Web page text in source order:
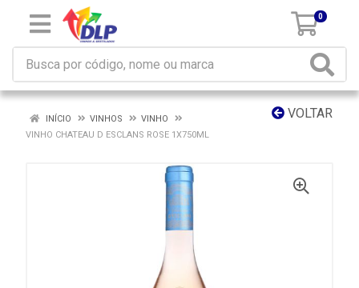
0
VOLTAR
INÍCIO VINHOS
VINHO
VINHO CHATEAU D ESCLANS ROSE 1X750ML